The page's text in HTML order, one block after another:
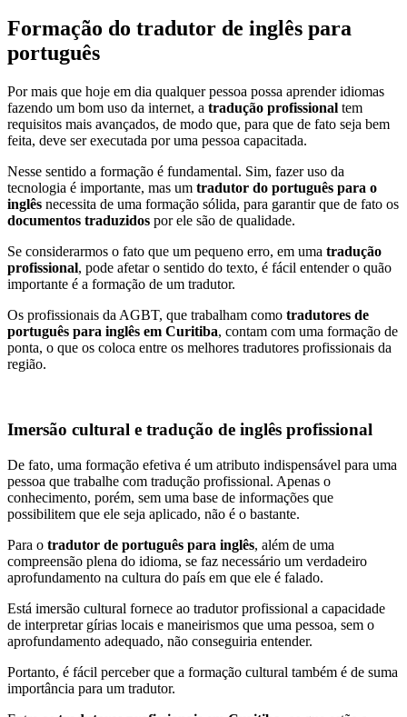
Formação do tradutor de inglês para
português
Por mais que hoje em dia qualquer pessoa possa aprender idiomas
fazendo um bom uso da internet, a tradução profissional tem
requisitos mais avançados, de modo que, para que de fato seja bem
feita, deve ser executada por uma pessoa capacitada.
Nesse sentido a formação é fundamental. Sim, fazer uso da
tecnologia é importante, mas um tradutor do português para o
inglês necessita de uma formação sólida, para garantir que de fato os
documentos traduzidos por ele são de qualidade.
Se considerarmos o fato que um pequeno erro, em uma tradução
profissional, pode afetar o sentido do texto, é fácil entender o quão
importante é a formação de um tradutor.
Os profissionais da AGBT, que trabalham como tradutores de
português para inglês em Curitiba, contam com uma formação de
ponta, o que os coloca entre os melhores tradutores profissionais da
região.
Imersão cultural e tradução de inglês profissional
De fato, uma formação efetiva é um atributo indispensável para uma
pessoa que trabalhe com tradução profissional. Apenas o
conhecimento, porém, sem uma base de informações que
possibilitem que ele seja aplicado, não é o bastante.
Para o tradutor de português para inglês, além de uma
compreensão plena do idioma, se faz necessário um verdadeiro
aprofundamento na cultura do país em que ele é falado.
Está imersão cultural fornece ao tradutor profissional a capacidade
de interpretar gírias locais e maneirismos que uma pessoa, sem o
aprofundamento adequado, não conseguiria entender.
Portanto, é fácil perceber que a formação cultural também é de suma
importância para um tradutor.